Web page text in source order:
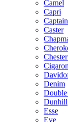
Camel
Capri
Caster
Denim
Double
Dunhill
Esse
Eve